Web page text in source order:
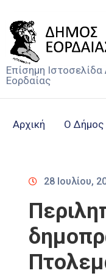
Επίσημη
Εορδαίας
Αρχική Ο Δήμος
28 Ιουλίου,